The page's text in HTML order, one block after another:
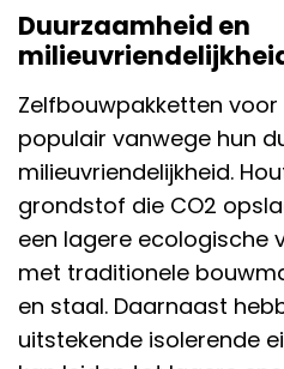
Duurzaamheid en
Zelfbouwpakketten
populair vanwege hun
milieuvriendelijkheid.
grondstof die CO2
een lagere ecologische
met traditionele
en staal. Daarnaast
uitstekende isolerende